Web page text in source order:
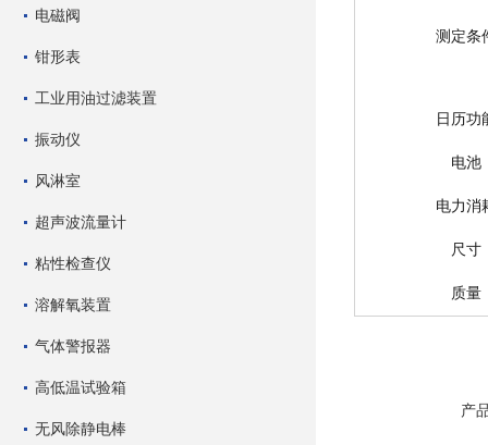
电磁阀
钳形表
工业用油过滤装置
振动仪
风淋室
超声波流量计
粘性检查仪
溶解氧装置
气体警报器
高低温试验箱
无风除静电棒
测定条
日历功
电池
电力消
尺寸
质量
产